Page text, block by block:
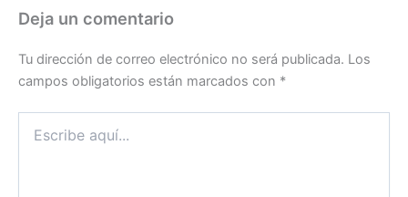
Deja un comentario
Tu dirección de correo electrónico no será publicada. Los
campos obligatorios están marcados con *
aquí...